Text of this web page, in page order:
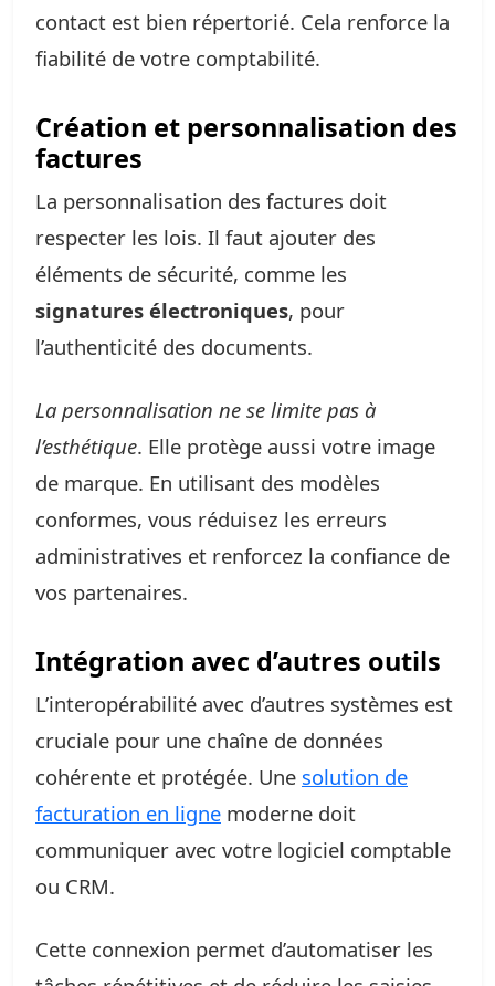
contact est bien répertorié. Cela renforce la
fiabilité de votre comptabilité.
Création et personnalisation des
factures
La personnalisation des factures doit
respecter les lois. Il faut ajouter des
éléments de sécurité, comme les
signatures électroniques, pour
l’authenticité des documents.
La personnalisation ne se limite pas à
l’esthétique. Elle protège aussi votre image
de marque. En utilisant des modèles
conformes, vous réduisez les erreurs
administratives et renforcez la confiance de
vos partenaires.
Intégration avec d’autres outils
L’interopérabilité avec d’autres systèmes est
cruciale pour une chaîne de données
cohérente et protégée. Une solution de
facturation en ligne moderne doit
communiquer avec votre logiciel comptable
ou CRM.
Cette connexion permet d’automatiser les